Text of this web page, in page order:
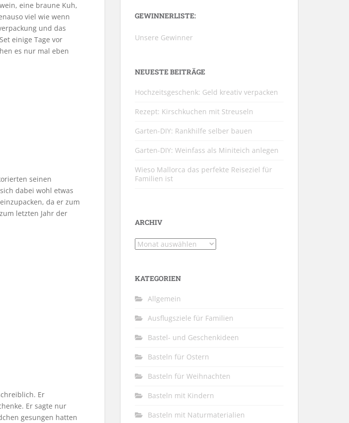
eine braune Kuh,
viel wie wenn
und das
einige Tage vor
es nur mal eben
seinen
dabei wohl etwas
da er zum
letzten Jahr der
Er
Er sagte nur
gesungen hatten
GEWINNERLISTE:
Unsere Gewinner
NEUESTE BEITRÄGE
Hochzeitsgeschenk: Geld kreativ verpacken
Rezept: Kirschkuchen mit Streuseln
Garten-DIY: Rankhilfe selber bauen
Garten-DIY: Weinfass als Miniteich anlegen
Wieso Mallorca das perfekte Reiseziel für
Familien ist
ARCHIV
Archiv
KATEGORIEN
Allgemein
Ausflugsziele für Familien
Bastel- und Geschenkideen
Basteln für Ostern
Basteln für Weihnachten
Basteln mit Kindern
Basteln mit Naturmaterialien